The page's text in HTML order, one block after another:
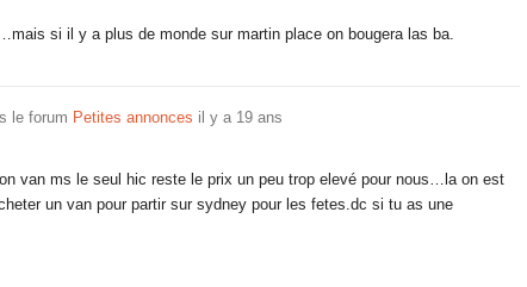
si il y a plus de monde sur martin place on bougera las ba.
le forum Petites annonces il y a 19 ans
van ms le seul hic reste le prix un peu trop elevé pour nous…la on est
un van pour partir sur sydney pour les fetes.dc si tu as une